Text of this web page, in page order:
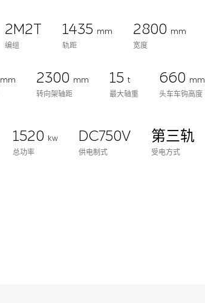
2M2T
编组
1435 mm
轨距
2800 mm
宽度
mm
2300 mm
转向架轴距
15t
最大轴重
660 mm
头车车钩高度
1520 kw
总功率
DC750V
供电制式
第三轨
受电方式